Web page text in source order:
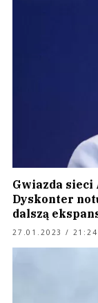
Gwiazda sieci
Dyskonter
dalszą
27.01.2023 / 21:24